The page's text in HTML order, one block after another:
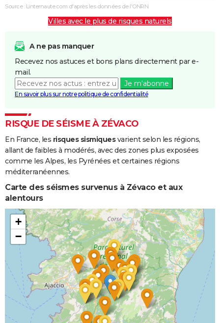
Source : Linternaute.com d'après les données de l'ONRN
Villes avec le plus de risques naturels
A ne pas manquer
Recevez nos astuces et bons plans directement par e-
mail.
Je m'abonne
En savoir plus sur notre politique de confidentialité
RISQUE DE SÉISME À ZÉVACO
En France, les risques sismiquesvarient selon les régions,
allant de faibles à modérés, avec des zones plus exposées
comme les Alpes, les Pyrénées et certaines régions
méditerranéennes.
Carte des séismes survenus à Zévaco et aux
alentours
+
−